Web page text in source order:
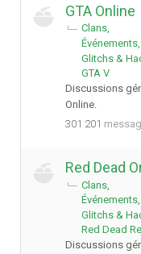
GTA Online
Clans
Événements
Glitchs &
GTA V
Discussions
Online.
301 201
Red Dead
Clans
Événements
Glitchs &
Red Dead
Discussions